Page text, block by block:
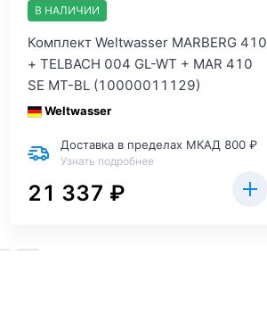
В НАЛИЧИИ
Комплект Weltwasser MARBERG 410
+ TELBACH 004 GL-WT + MAR 410
SE MT-BL (10000011129)
Weltwasser
Доставка в пределах МКАД 800 ₽
Узнать подробнее
21 337 ₽